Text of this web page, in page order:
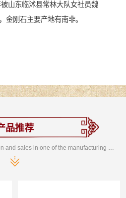
被山东临沭县常林大队女社员魏
金刚石主要产地有南非。
品推荐